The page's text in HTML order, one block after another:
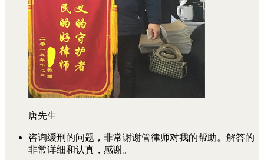
唐先生
咨询缓刑的问题，非常谢谢管律师对我的帮助。解答的
非常详细和认真，感谢。